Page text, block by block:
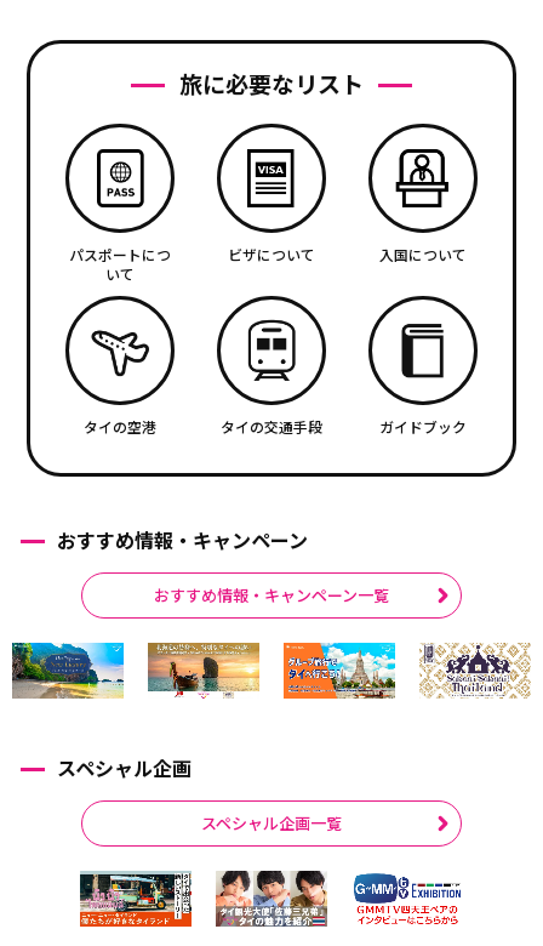
旅に必要なリスト
パスポートにつ
いて
ビザについて 入国について
タイの空港 タイの交通手段 ガイドブック
おすすめ情報・キャンペーン
おすすめ情報・キャンペーン一覧
スペシャル企画
スペシャル企画一覧